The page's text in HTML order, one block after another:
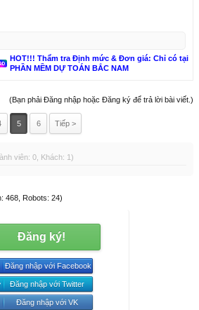
HOT!!! Thẩm tra Định mức & Đơn giá: Chỉ có tại
PHẦN MỀM DỰ TOÁN BẮC NAM
(Bạn phải Đăng nhập hoặc Đăng ký để trả lời bài viết.)
5 6 Tiếp >
viên: 0, Khách: 1)
468, Robots: 24)
Đăng ký!
Đăng nhập với Facebook
Đăng nhập với Twitter
Đăng nhập với VK